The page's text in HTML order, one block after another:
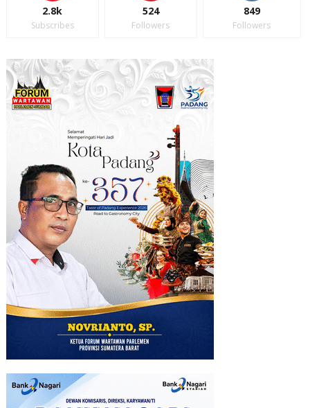
2.8k
Subscribes
524
Followers
849
Followers